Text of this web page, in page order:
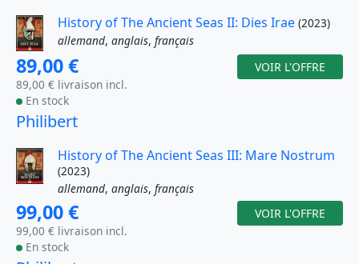
History of The Ancient Seas II: Dies Irae (2023)
allemand, anglais, français
89,00 €
89,00 € livraison incl.
En stock
VOIR L'OFFRE
Philibert
History of The Ancient Seas III: Mare Nostrum
(2023)
allemand, anglais, français
99,00 €
99,00 € livraison incl.
En stock
VOIR L'OFFRE